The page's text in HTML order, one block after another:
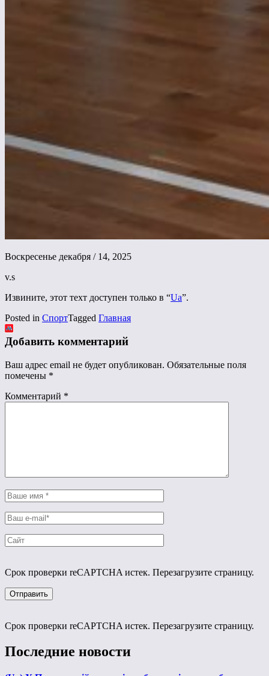
Воскресенье декабря / 14, 2025
v.s
Извините, этот техт доступен только в “Ua”.
Posted in СпортTagged Главная
Добавить комментарий
Ваш адрес email не будет опубликован. Обязательные поля
помечены *
Комментарий *
Срок проверки reCAPTCHA истек. Перезагрузите страницу.
Срок проверки reCAPTCHA истек. Перезагрузите страницу.
Последние новости